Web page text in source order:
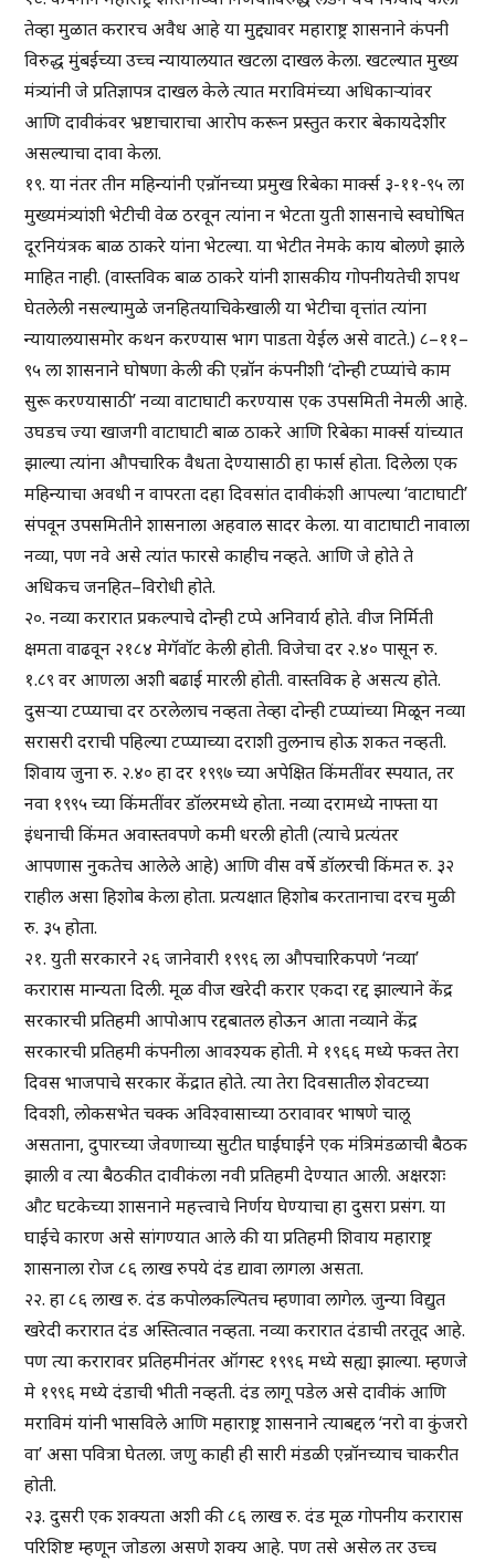
तेव्हा मुळात करारच अवैध आहे या मुद्द्यावर महाराष्ट्र शासनाने कंपनी
विरुद्ध मुंबईच्या उच्च न्यायालयात खटला दाखल केला. खटल्यात मुख्य
मंत्र्यांनी जे प्रतिज्ञापत्र दाखल केले त्यात मराविमंच्या अधिकाऱ्यांवर
आणि दावीकंवर भ्रष्टाचाराचा आरोप करून प्रस्तुत करार बेकायदेशीर
असल्याचा दावा केला.
१९. या नंतर तीन महिन्यांनी एन्रॉनच्या प्रमुख रिबेका मार्क्स ३-११-९५ ला
मुख्यमंत्र्यांशी भेटीची वेळ ठरवून त्यांना न भेटता युती शासनाचे स्वघोषित
दूरनियंत्रक बाळ ठाकरे यांना भेटल्या. या भेटीत नेमके काय बोलणे झाले
माहित नाही. (वास्तविक बाळ ठाकरे यांनी शासकीय गोपनीयतेची शपथ
घेतलेली नसल्यामुळे जनहितयाचिकेखाली या भेटीचा वृत्तांत त्यांना
न्यायालयासमोर कथन करण्यास भाग पाडता येईल असे वाटते.) ८–११–
९५ ला शासनाने घोषणा केली की एन्रॉन कंपनीशी ‘दोन्ही टप्प्यांचे काम
सुरू करण्यासाठी’ नव्या वाटाघाटी करण्यास एक उपसमिती नेमली आहे.
उघडच ज्या खाजगी वाटाघाटी बाळ ठाकरे आणि रिबेका मार्क्स यांच्यात
झाल्या त्यांना औपचारिक वैधता देण्यासाठी हा फार्स होता. दिलेला एक
महिन्याचा अवधी न वापरता दहा दिवसांत दावीकंशी आपल्या ‘वाटाघाटी’
संपवून उपसमितीने शासनाला अहवाल सादर केला. या वाटाघाटी नावाला
नव्या, पण नवे असे त्यांत फारसे काहीच नव्हते. आणि जे होते ते
अधिकच जनहित–विरोधी होते.
२०. नव्या करारात प्रकल्पाचे दोन्ही टप्पे अनिवार्य होते. वीज निर्मिती
क्षमता वाढवून २१८४ मेगॅवॉट केली होती. विजेचा दर २.४० पासून रु.
१.८९ वर आणला अशी बढाई मारली होती. वास्तविक हे असत्य होते.
दुसऱ्या टप्प्याचा दर ठरलेलाच नव्हता तेव्हा दोन्ही टप्प्यांच्या मिळून नव्या
सरासरी दराची पहिल्या टप्प्याच्या दराशी तुलनाच होऊ शकत नव्हती.
शिवाय जुना रु. २.४० हा दर १९९७ च्या अपेक्षित किंमतींवर स्पयात, तर
नवा १९९५ च्या किंमतींवर डॉलरमध्ये होता. नव्या दरामध्ये नाफ्ता या
इंधनाची किंमत अवास्तवपणे कमी धरली होती (त्याचे प्रत्यंतर
आपणास नुकतेच आलेले आहे) आणि वीस वर्षे डॉलरची किंमत रु. ३२
राहील असा हिशोब केला होता. प्रत्यक्षात हिशोब करतानाचा दरच मुळी
रु. ३५ होता.
२१. युती सरकारने २६ जानेवारी १९९६ ला औपचारिकपणे ‘नव्या’
करारास मान्यता दिली. मूळ वीज खरेदी करार एकदा रद्द झाल्याने केंद्र
सरकारची प्रतिहमी आपोआप रद्दबातल होऊन आता नव्याने केंद्र
सरकारची प्रतिहमी कंपनीला आवश्यक होती. मे १९६६ मध्ये फक्त तेरा
दिवस भाजपाचे सरकार केंद्रात होते. त्या तेरा दिवसातील शेवटच्या
दिवशी, लोकसभेत चक्क अविश्वासाच्या ठरावावर भाषणे चालू
असताना, दुपारच्या जेवणाच्या सुटीत घाईघाईने एक मंत्रिमंडळाची बैठक
झाली व त्या बैठकीत दावीकंला नवी प्रतिहमी देण्यात आली. अक्षरशः
औट घटकेच्या शासनाने महत्त्वाचे निर्णय घेण्याचा हा दुसरा प्रसंग. या
घाईचे कारण असे सांगण्यात आले की या प्रतिहमी शिवाय महाराष्ट्र
शासनाला रोज ८६ लाख रुपये दंड द्यावा लागला असता.
२२. हा ८६ लाख रु. दंड कपोलकल्पितच म्हणावा लागेल. जुन्या विद्युत
खरेदी करारात दंड अस्तित्वात नव्हता. नव्या करारात दंडाची तरतूद आहे.
पण त्या करारावर प्रतिहमीनंतर ऑगस्ट १९९६ मध्ये सह्या झाल्या. म्हणजे
मे १९९६ मध्ये दंडाची भीती नव्हती. दंड लागू पडेल असे दावीकं आणि
मराविमं यांनी भासविले आणि महाराष्ट्र शासनाने त्याबद्दल ‘नरो वा कुंजरो
वा’ असा पवित्रा घेतला. जणु काही ही सारी मंडळी एन्रॉनच्याच चाकरीत
होती.
२३. दुसरी एक शक्यता अशी की ८६ लाख रु. दंड मूळ गोपनीय करारास
परिशिष्ट म्हणून जोडला असणे शक्य आहे. पण तसे असेल तर उच्च